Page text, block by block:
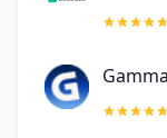
Gamma